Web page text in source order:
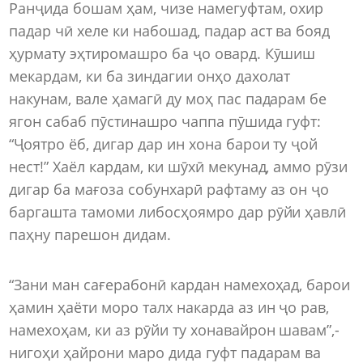
Ранҷида бошам ҳам, чизе намегуфтам, охир
падар чӣ хеле ки набошад, падар аст ва бояд
ҳурмату эҳтиромашро ба ҷо овард. Кӯшиш
мекардам, ки ба зиндагии онҳо дахолат
накунам, вале ҳамагӣ ду моҳ пас падарам бе
ягон сабаб пӯстинашро чаппа пӯшида гуфт:
“Ҷоятро ёб, дигар дар ин хона барои ту ҷой
нест!” Хаёл кардам, ки шӯхӣ мекунад, аммо рӯзи
дигар ба мағоза собунхарӣ рафтаму аз он ҷо
баргашта тамоми либосҳоямро дар рӯйи ҳавлӣ
паҳну парешон дидам.
“Зани ман сағерабонӣ кардан намехоҳад, барои
ҳамин ҳаёти моро талх накарда аз ин ҷо рав,
намехоҳам, ки аз рӯйи ту хонавайрон шавам”,-
нигоҳи ҳайрони маро дида гуфт падарам ва